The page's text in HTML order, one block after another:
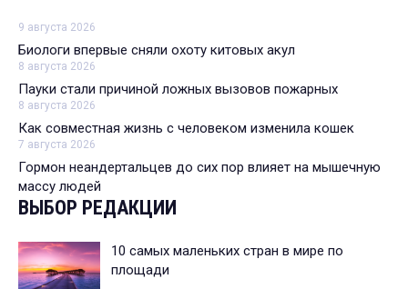
9 августа 2026
Биологи впервые сняли охоту китовых акул
8 августа 2026
Пауки стали причиной ложных вызовов пожарных
8 августа 2026
Как совместная жизнь с человеком изменила кошек
7 августа 2026
Гормон неандертальцев до сих пор влияет на мышечную
массу людей
ВЫБОР РЕДАКЦИИ
10 самых маленьких стран в мире по
площади